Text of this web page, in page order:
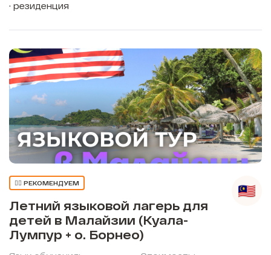
резиденция
👍🏼 РЕКОМЕНДУЕМ
Летний языковой лагерь для
детей в Малайзии (Куала-
Лумпур + о. Борнео)